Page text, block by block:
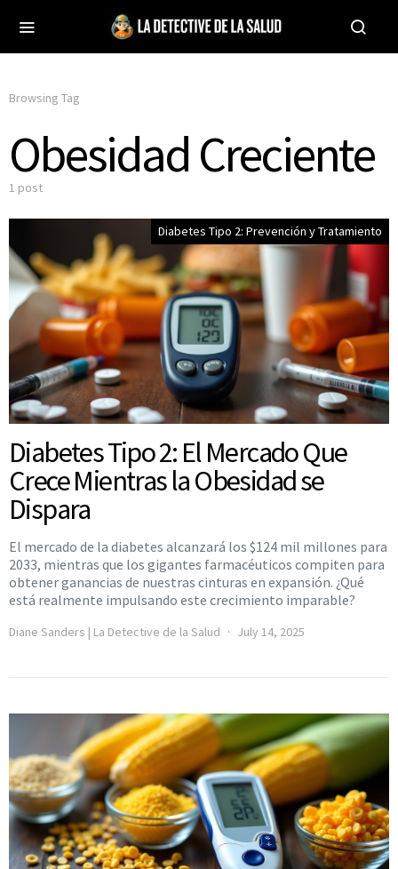
Browsing Tag
Obesidad Creciente
1 post
Diabetes Tipo 2: Prevención y Tratamiento
Diabetes Tipo 2: El Mercado Que
Crece Mientras la Obesidad se
Dispara
El mercado de la diabetes alcanzará los $124 mil millones para
2033, mientras que los gigantes farmacéuticos compiten para
obtener ganancias de nuestras cinturas en expansión. ¿Qué
está realmente impulsando este crecimiento imparable?
Diane Sanders | La Detective de la Salud July 14, 2025